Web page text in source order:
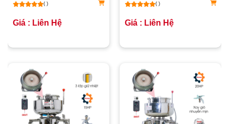
( )
Giá : Liên Hệ
( )
Giá : Liên Hệ